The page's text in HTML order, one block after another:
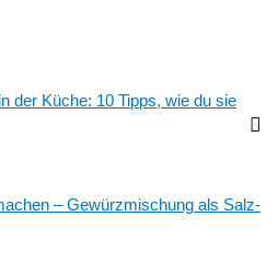
der Küche: 10 Tipps, wie du sie
– Gewürzmischung als Salz-